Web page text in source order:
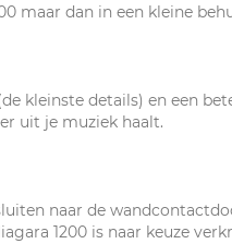
maar dan in een kleine
kleinste details) en een
uit je muziek haalt.
naar de
1200 is naar keuze